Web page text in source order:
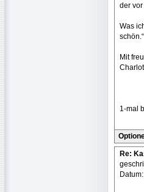
der
Was
schön.“
Mit
1-mal
Re: